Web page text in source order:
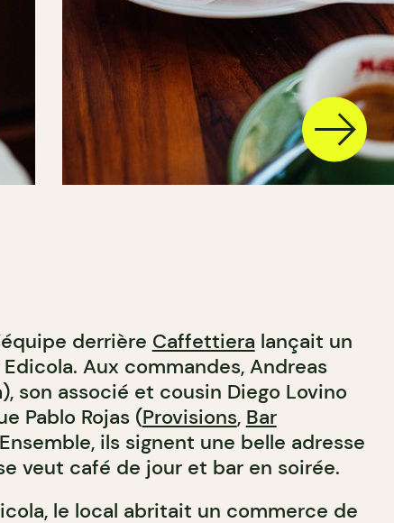
derrière Caffettiera lançait un
Aux commandes, Andreas
son associé et cousin Diego Lovino
Pablo Rojas (Provisions, Bar
ils signent une belle adresse
veut café de jour et bar en soirée.
le local abritait un commerce de